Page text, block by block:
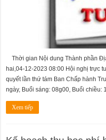
Thời gian Nội dung Thành phần
hai,04-12-2023 08:00 Hội nghị trực
quyết lần thứ tám Ban Chấp hành
ngày, Buổi sáng: 08g00, Buổi chiều:
Xem tiếp